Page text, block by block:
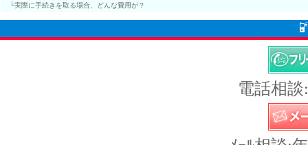
└実際に手続きを取る場合、どんな費用が？
電話相